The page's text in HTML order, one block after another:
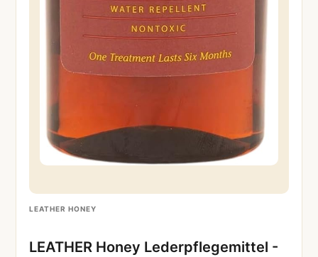
LEATHER HONEY
LEATHER Honey Lederpflegemittel -